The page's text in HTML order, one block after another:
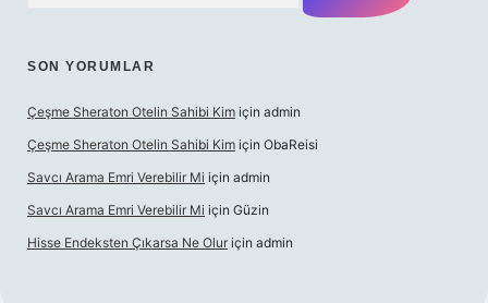
SON YORUMLAR
Çeşme Sheraton Otelin Sahibi Kim için admin
Çeşme Sheraton Otelin Sahibi Kim için ObaReisi
Savcı Arama Emri Verebilir Mi için admin
Savcı Arama Emri Verebilir Mi için Güzin
Hisse Endeksten Çıkarsa Ne Olur için admin